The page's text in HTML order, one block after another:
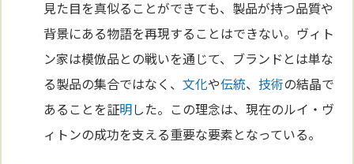
見た目を真似ることができても、製品が持つ品質や
背景にある物語を再現することはできない。ヴィト
ン家は模倣品との戦いを通じて、ブランドとは単な
る製品の集合ではなく、文化や伝統、技術の結晶で
あることを証明した。この理念は、現在のルイ・ヴ
ィトンの成功を支える重要な要素となっている。